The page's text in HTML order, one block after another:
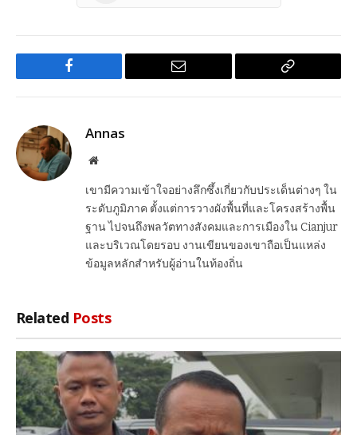
Facebook Email
Copy
Annas
Website
เขามีความเข้าใจอย่างลึกซึ้งเกี่ยวกับประเด็นต่างๆ ใน
ระดับภูมิภาค ตั้งแต่การวางผังพื้นที่และโครงสร้างพื้น
ฐาน ไปจนถึงพลวัตทางสังคมและการเมืองใน Cianjur
และบริเวณโดยรอบ งานเขียนของเขาถือเป็นแหล่ง
ข้อมูลหลักสำหรับผู้อ่านในท้องถิ่น
Related Posts